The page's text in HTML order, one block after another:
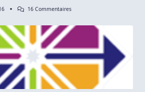
16 CommentairesSur
Configurer
Enterprise
3.3